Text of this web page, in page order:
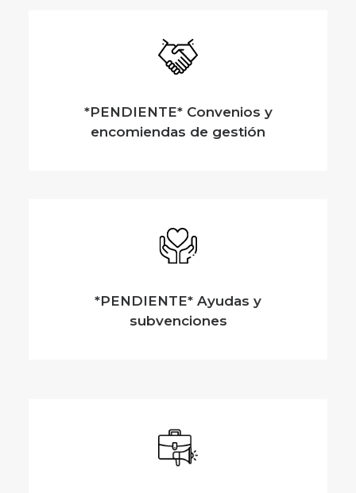
*PENDIENTE* Convenios y
encomiendas de gestión
*PENDIENTE* Ayudas y
subvenciones